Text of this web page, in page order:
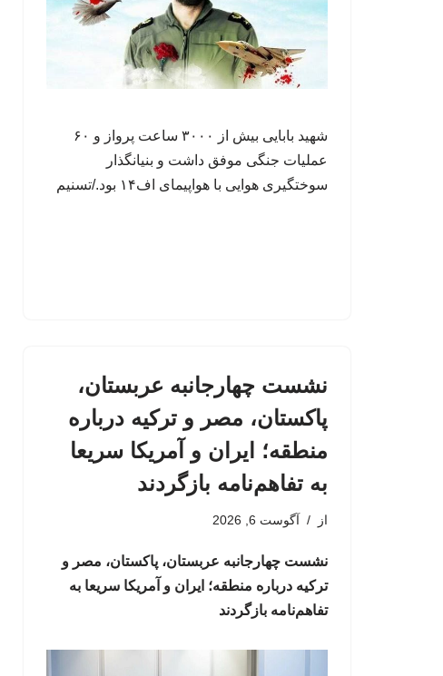
شهید بابایی بیش از ۳۰۰۰ ساعت پرواز و ۶۰
عملیات جنگی موفق داشت و بنیانگذار
سوختگیری هوایی با هواپیمای اف۱۴ بود./تسنیم
نشست چهارجانبه عربستان،
پاکستان، مصر و ترکیه درباره
منطقه؛ ایران و آمریکا سریعا
به تفاهم‌نامه بازگردند
از آگوست 6, 2026
نشست چهارجانبه عربستان، پاکستان، مصر و
ترکیه درباره منطقه؛ ایران و آمریکا سریعا به
تفاهم‌نامه بازگردند